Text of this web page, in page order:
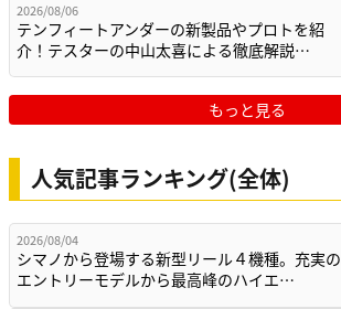
2026/08/06
テンフィートアンダーの新製品やプロトを紹
介！テスターの中山太喜による徹底解説…
もっと見る
人気記事ランキング(全体)
2026/08/04
シマノから登場する新型リール４機種。充実の
エントリーモデルから最高峰のハイエ…